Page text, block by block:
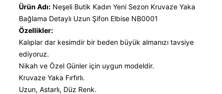
Ürün Adı: Neşeli Butik Kadın Yeni Sezon Kruvaze Yaka
Bağlama Detaylı Uzun Şifon Elbise NB0001
Özellikler:
Kalıplar dar kesimdir bir beden büyük almanızı tavsiye
ediyoruz.
Nikah ve Özel Günler için uygun modeldir.
Kruvaze Yaka Fırfırlı.
Uzun, Astarlı, Düz Renk.